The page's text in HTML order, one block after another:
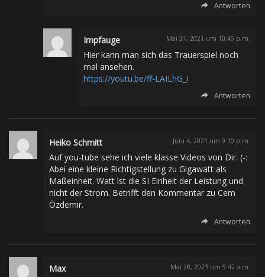
Antworten
Impfauge Mai 31, 2021 um 10:45 p.m.
Hier kann man sich das Trauerspiel noch
mal ansehen.
https://youtu.be/ff-LAILhG_I
Antworten
Heiko Schmitt Juni 4, 2021 um 9:10 p.m.
Auf you-tube sehe ich viele klasse Videos von Dir. (-:
Abei eine kleine Richtigstellung zu Gigawatt als
Maßeinheit. Watt ist die SI Einheit der Leistung und
nicht der Strom. Betrifft den Kommentar zu Cem
Özdemir.
Antworten
Max Mai 28, 2023 um 5:42 a.m.